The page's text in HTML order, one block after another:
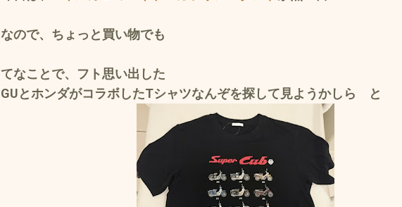
なので、ちょっと買い物でも
てなことで、フト思い出した
GUとホンダがコラボしたTシャツなんぞを探して見ようかしら と